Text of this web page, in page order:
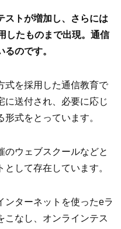
ストが増加し、さらには
したものまで出現。通信
のです。
式を採用した通信教育で
に送付され、必要に応じ
式をとっています。
のウェブスクールなどと
して存在しています。
ンターネットを使ったeラ
こなし、オンラインテス